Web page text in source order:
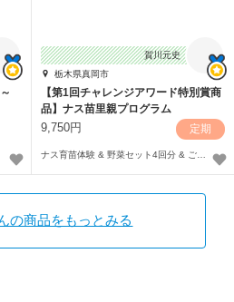
賀川元史
栃木県真岡市
【第1回チャレンジアワード特別賞商
品】ナス苗里親プログラム
9,750円 定期
ナス育苗体験 & 野菜セット4回分 & ご自身のナス株からの無料収穫体験付き
の商品をもっとみる